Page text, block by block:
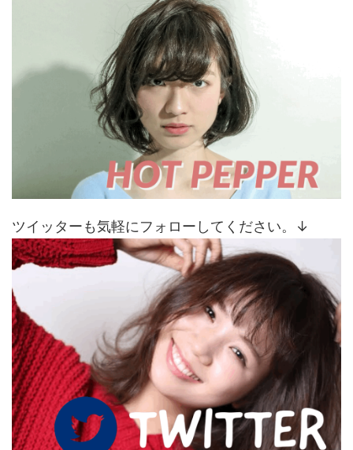
ツイッターも気軽にフォローしてください。↓